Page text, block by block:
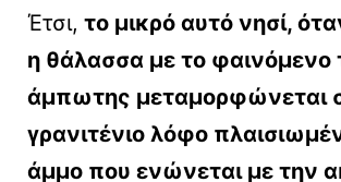
Έτσι, το μικρό αυτό νησί,
η θάλασσα με το φαινόμενο
άμπωτης μεταμορφώνεται
γρανιτένιο λόφο
άμμο που ενώνεται με την